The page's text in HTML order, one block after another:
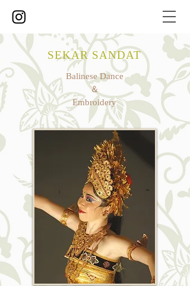
SEKAR SANDAT
Balinese Dance
＆
Embroidery